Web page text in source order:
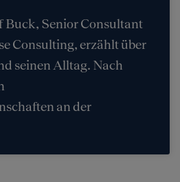
Buck, Senior Consultant
Consulting, erzählt über
seinen Alltag. Nach
an der